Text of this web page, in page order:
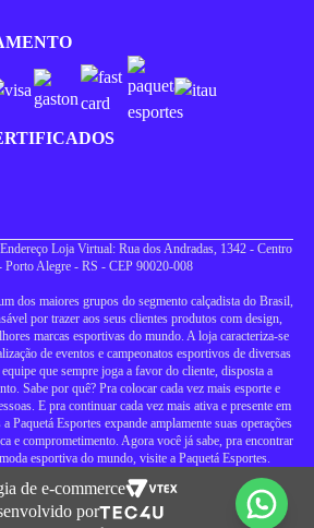
Loja Virtual: Rua dos Andradas, 1342 - Centro
Porto Alegre - RS - CEP 90020-008
dos maiores grupos do segmento calçadista do Brasil,
por trazer aos seus clientes produtos com design,
marcas esportivas do mundo. A loja caracteriza-se
de eventos e campeonatos esportivos de diversas
que sempre joga a favor do cliente, disposta a
Sabe por quê? Pra colocar cada vez mais esporte e
E pra continuar cada vez mais ativa e presente em
Paquetá Esportes expande amplamente suas operações
e comprometimento. Agora você já sabe, pra encontrar
esportiva do mundo, visite a Paquetá Esportes.
de e-commerce
por